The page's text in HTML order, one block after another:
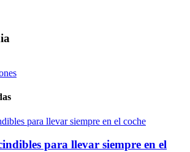
para llevar siempre en el